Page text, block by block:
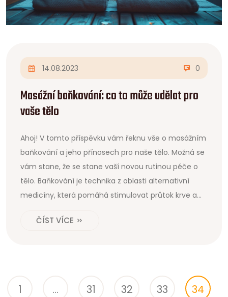
14.08.2023 0
Masážní baňkování: co to může udělat pro
vaše tělo
Ahoj! V tomto příspěvku vám řeknu vše o masážním
baňkování a jeho přínosech pro naše tělo. Možná se
vám stane, že se stane vaší novou rutinou péče o
tělo. Baňkování je technika z oblasti alternativní
medicíny, která pomáhá stimulovat průtok krve a
jak se postarat o svůj zdraví a pohodu, určitě si
ČÍST VÍCE
1 … 31 32 33 34